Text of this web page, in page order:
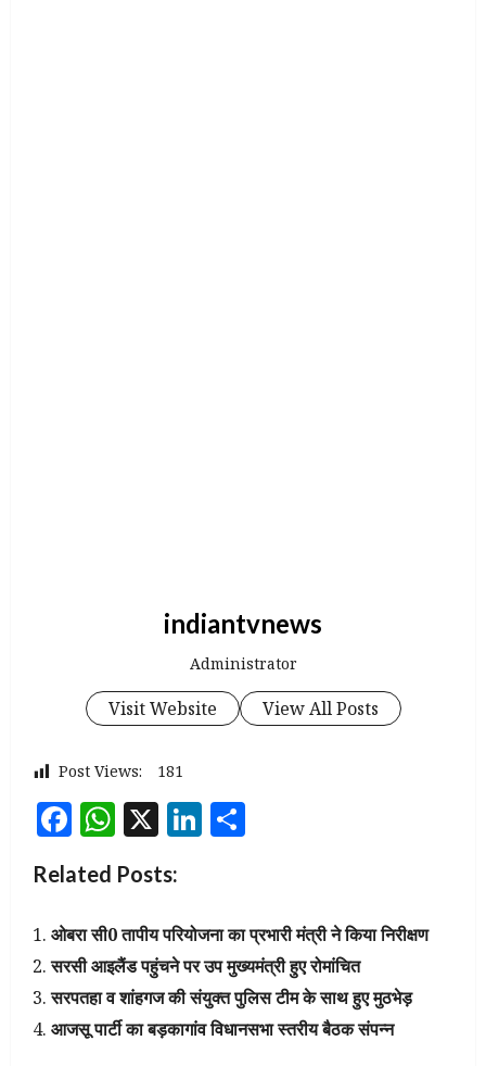
indiantvnews
Administrator
Visit Website View All Posts
Post Views: 181
Facebook
WhatsApp
X LinkedIn
Related Posts:
ओबरा सी0 तापीय परियोजना का प्रभारी मंत्री ने किया निरीक्षण
सरसी आइलैंड पहुंचने पर उप मुख्यमंत्री हुए रोमांचित
सरपतहा व शांहगज की संयुक्त पुलिस टीम के साथ हुए मुठभेड़
आजसू पार्टी का बड़कागांव विधानसभा स्तरीय बैठक संपन्न